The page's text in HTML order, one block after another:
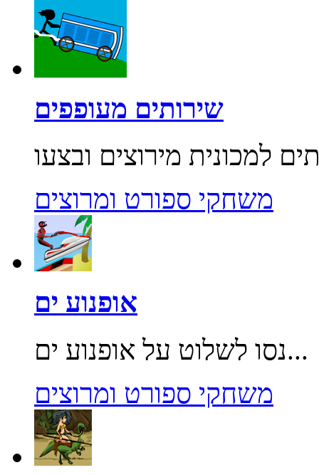
שירותים מעופפים
משחקי ספורט ומרוצים
אופנוע ים
נסו לשלוט על אופנוע ים...
משחקי ספורט ומרוצים